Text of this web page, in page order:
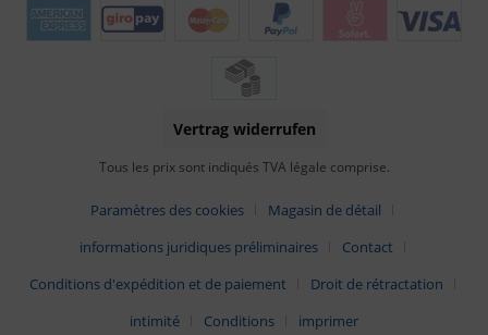
Vertrag widerrufen
Tous les prix sont indiqués TVA légale comprise.
Paramètres des cookies
Magasin de détail
informations juridiques préliminaires
Contact
Conditions d'expédition et de paiement
Droit de rétractation
intimité
Conditions
imprimer